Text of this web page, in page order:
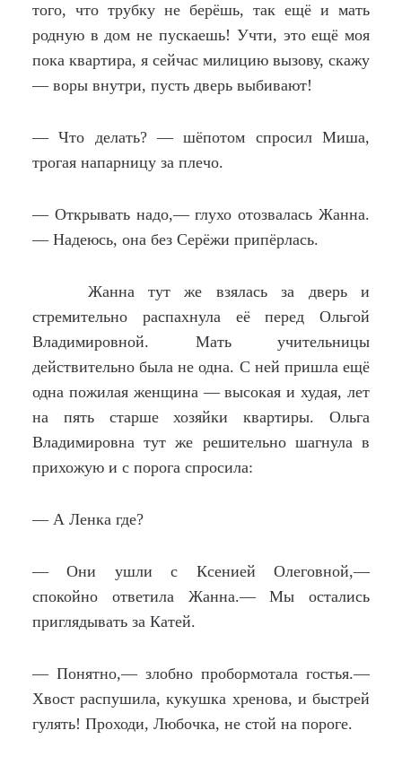
того, что трубку не берёшь, так ещё и мать
родную в дом не пускаешь! Учти, это ещё моя
пока квартира, я сейчас милицию вызову, скажу
— воры внутри, пусть дверь выбивают!
— Что делать? — шёпотом спросил Миша,
трогая напарницу за плечо.
— Открывать надо,— глухо отозвалась Жанна.
— Надеюсь, она без Серёжи припёрлась.
Жанна тут же взялась за дверь и
стремительно распахнула её перед Ольгой
Владимировной. Мать учительницы
действительно была не одна. С ней пришла ещё
одна пожилая женщина — высокая и худая, лет
на пять старше хозяйки квартиры. Ольга
Владимировна тут же решительно шагнула в
прихожую и с порога спросила:
— А Ленка где?
— Они ушли с Ксенией Олеговной,—
спокойно ответила Жанна.— Мы остались
приглядывать за Катей.
— Понятно,— злобно пробормотала гостья.—
Хвост распушила, кукушка хренова, и быстрей
гулять! Проходи, Любочка, не стой на пороге.